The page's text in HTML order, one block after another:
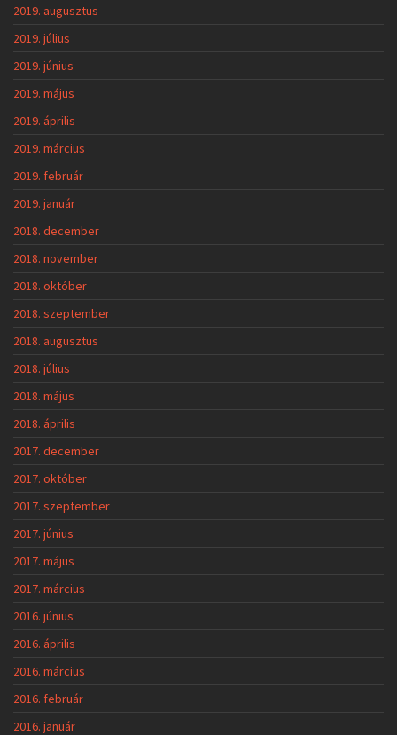
2019. augusztus
2019. július
2019. június
2019. május
2019. április
2019. március
2019. február
2019. január
2018. december
2018. november
2018. október
2018. szeptember
2018. augusztus
2018. július
2018. május
2018. április
2017. december
2017. október
2017. szeptember
2017. június
2017. május
2017. március
2016. június
2016. április
2016. március
2016. február
2016. január